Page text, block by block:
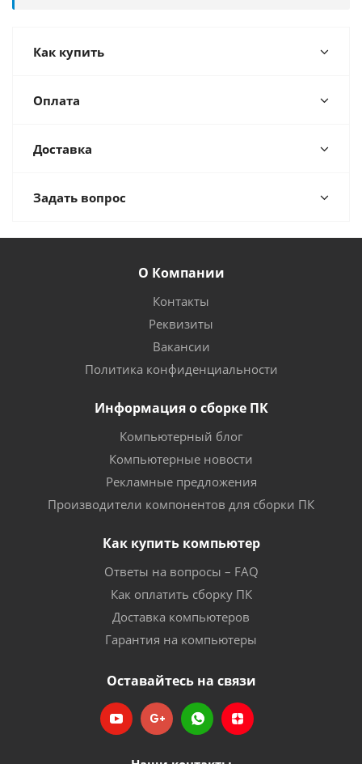
Как купить
Оплата
Доставка
Задать вопрос
О Компании
Контакты
Реквизиты
Вакансии
Политика конфиденциальности
Информация о сборке ПК
Компьютерный блог
Компьютерные новости
Рекламные предложения
Производители компонентов для сборки ПК
Как купить компьютер
Ответы на вопросы – FAQ
Как оплатить сборку ПК
Доставка компьютеров
Гарантия на компьютеры
Оставайтесь на связи